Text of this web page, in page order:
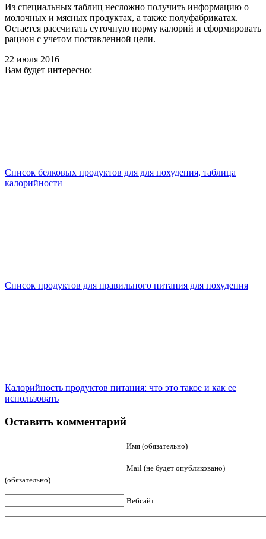
Из специальных таблиц несложно получить информацию о
молочных и мясных продуктах, а также полуфабрикатах.
Остается рассчитать суточную норму калорий и сформировать
рацион с учетом поставленной цели.
22 июля 2016
Вам будет интересно:
Список белковых продуктов для для похудения, таблица
калорийности
Список продуктов для правильного питания для похудения
Калорийность продуктов питания: что это такое и как ее
использовать
Оставить комментарий
Имя (обязательно)
Mail (не будет опубликовано)
(обязательно)
Вебсайт